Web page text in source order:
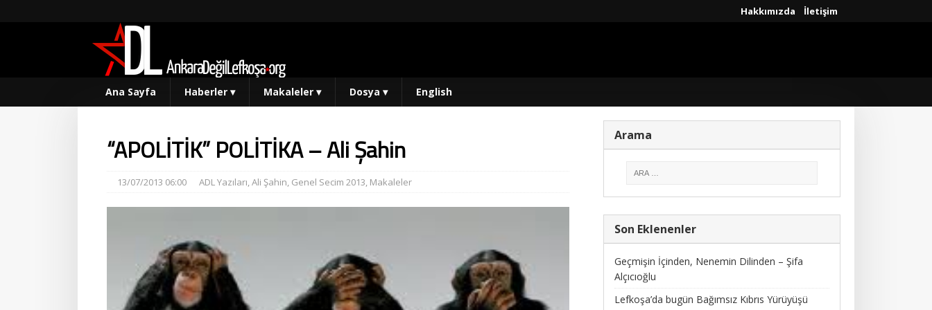
Hakkımızda İletişim
Ana Sayfa Haberler ▾ Makaleler ▾ Dosya ▾ English
“APOLİTİK” POLİTİKA – Ali Şahin
13/07/2013 06:00 ADL Yazıları,Ali Şahin, Genel Secim 2013, Makaleler
Arama
Son Eklenenler
Geçmişin İçinden, Nenemin Dilinden – Şifa
Alçıcıoğlu
Lefkoşa’da bugün Bağımsız Kıbrıs Yürüyüşü